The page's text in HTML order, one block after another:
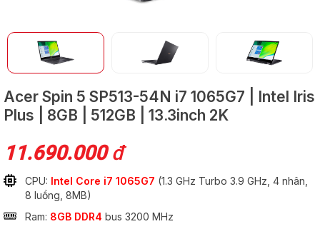
Acer Spin 5 SP513-54N i7 1065G7 | Intel Iris
Plus | 8GB | 512GB | 13.3inch 2K
11.690.000đ
CPU: Intel Core i7 1065G7 (1.3 GHz Turbo 3.9 GHz, 4 nhân,
8 luồng, 8MB)
Ram: 8GB DDR4 bus 3200 MHz